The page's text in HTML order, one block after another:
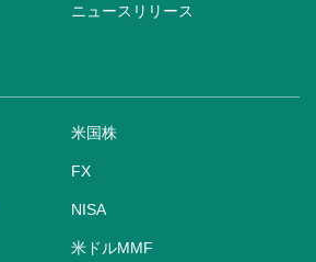
ニュースリリース
米国株
FX
NISA
米ドルMMF